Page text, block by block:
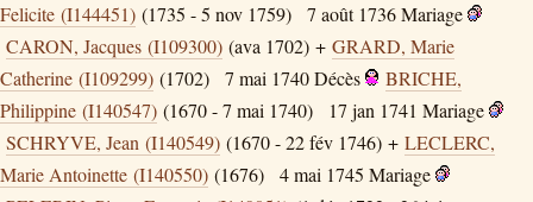
Felicite (I144451) (1735 - 5 nov 1759) 7 août 1736Mariage
CARON, Jacques (I109300) (ava 1702) + GRARD, Marie
Catherine (I109299) (1702) 7 mai 1740Décès
BRICHE,
Philippine (I140547) (1670 - 7 mai 1740) 17 jan 1741 Mariage
SCHRYVE, Jean (I140549) (1670 - 22 fév 1746) + LECLERC,
Marie Antoinette (I140550) (1676) 4 mai 1745 Mariage